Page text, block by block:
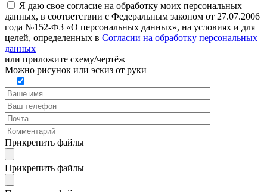
Я даю свое согласие на обработку моих персональных
данных, в соответствии с Федеральным законом от 27.07.2006
года №152-ФЗ «О персональных данных», на условиях и для
целей, определенных в Согласии на обработку персональных
данных
или приложите схему/чертёж
Можно рисунок или эскиз от руки
Прикрепить файлы
Прикрепить файлы